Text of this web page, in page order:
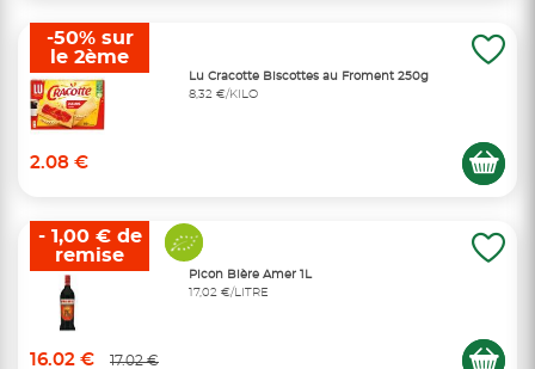
Lu Cracotte Biscottes au Froment 250g
8,32 €/KILO
2.08 €
-50% sur
le 2ème
Picon Bière Amer 1L
17,02 €/LITRE
16.02 € 17.02 €
- 1,00 € de
remise